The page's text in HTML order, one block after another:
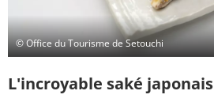
© Office du Tourisme de Setouchi
L'incroyable saké japonais